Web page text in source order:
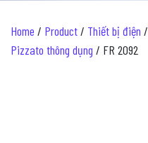
Home / Product/ Thiết bị điện /
Pizzato thông dụng / FR 2092